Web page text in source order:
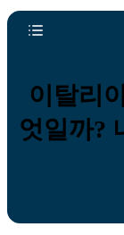
이탈리
엇일까?